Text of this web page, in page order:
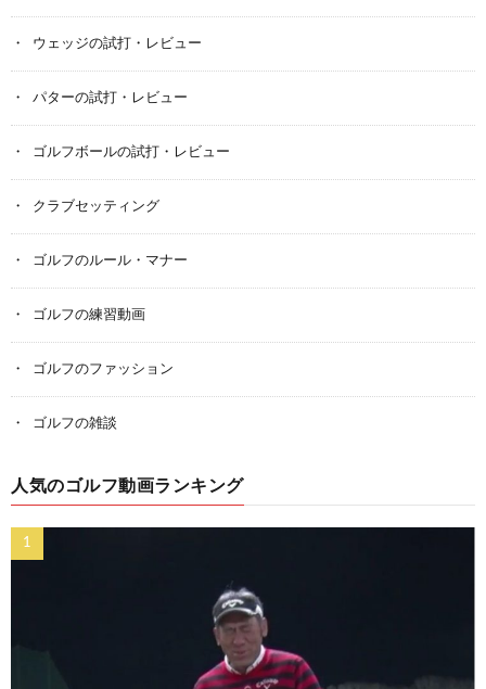
ウェッジの試打・レビュー
パターの試打・レビュー
ゴルフボールの試打・レビュー
クラブセッティング
ゴルフのルール・マナー
ゴルフの練習動画
ゴルフのファッション
ゴルフの雑談
人気のゴルフ動画ランキング